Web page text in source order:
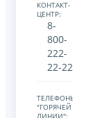
КОНТАКТ-
ЦЕНТР:
8-
800-
222-
22-22
ТЕЛЕФОНЫ
"ГОРЯЧЕЙ